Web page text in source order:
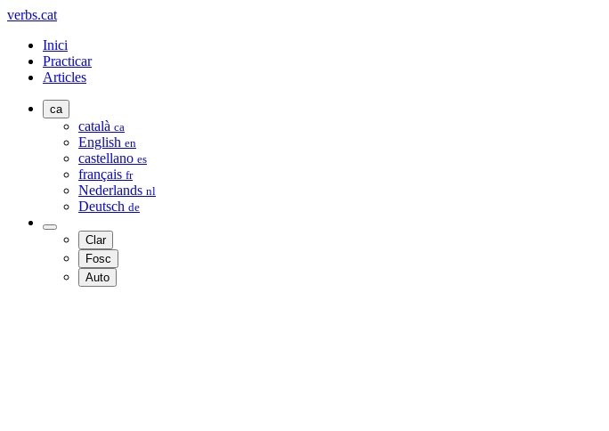
verbs.cat
Inici
Practicar
Articles
ca
català ca
English en
castellano es
français fr
Nederlands nl
Deutsch de
Clar
Fosc
Auto